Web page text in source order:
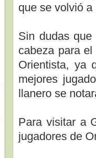
que se volvió
Sin dudas
cabeza para
Orientista, ya
mejores
llanero se
Para visitar a
jugadores de